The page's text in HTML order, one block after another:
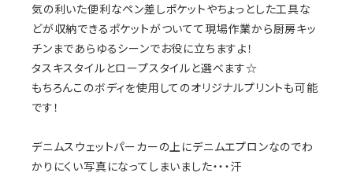
気の利いた便利なペン差しポケットやちょっとした工具な
どが収納できるポケットがついてて現場作業から厨房キッ
チンまであらゆるシーンでお役に立ちますよ！
タスキスタイルとロープスタイルと選べます☆
もちろんこのボディを使用してのオリジナルプリントも可能
です！
デニムスウェットパーカーの上にデニムエプロンなのでわ
かりにくい写真になってしまいました・・・汗